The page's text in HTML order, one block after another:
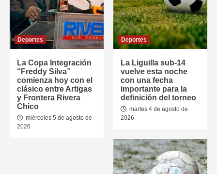
Deportes
La Copa Integración
“Freddy Silva”
comienza hoy con el
clásico entre Artigas
y Frontera Rivera
Chico
miércoles 5 de agosto de
2026
Deportes
La Liguilla sub-14
vuelve esta noche
con una fecha
importante para la
definición del torneo
martes 4 de agosto de
2026